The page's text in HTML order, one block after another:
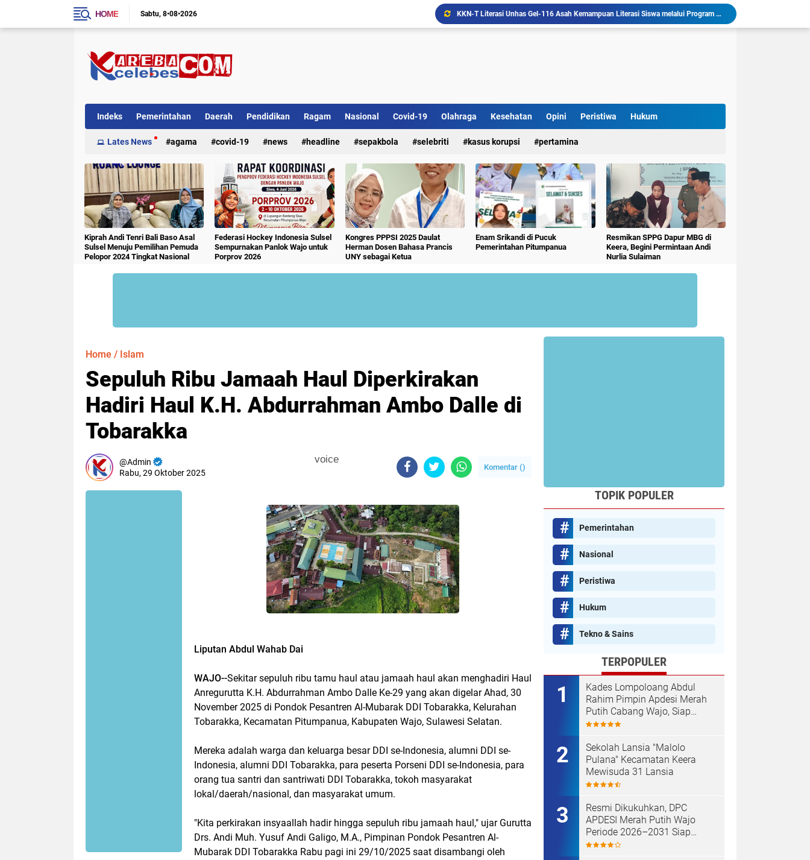
HOME Sabtu 8•08•2026
Mahasiswa KKN-T Literasi Unhas Laksanakan Kunjungan Literasi ke Rumah Baca Lo’mo Topejawa Bersama Siswa UPT SDN 66 Kajang
KKN-T Literasi Desa Topejawa Kelola dan Hias Rumah Baca, Upaya Hadirkan Ruang Literasi Menarik
Sekolah Lansia "Malolo Pulana" Kecamatan Keera Mewisuda 31 Lansia
Indeks Pemerintahan Daerah Pendidikan Ragam Nasional Covid-19 Olahraga Kesehatan Opini Peristiwa Hukum
Internasional Kriminal
Lates News agama covid-19 news headline sepakbola selebriti kasus korupsi pertamina
Kiprah Andi Tenri Bali Baso Asal
Sulsel Menuju Pemilihan Pemuda
Pelopor 2024 Tingkat Nasional
Federasi Hockey Indonesia Sulsel
Sempurnakan Panlok Wajo untuk
Porprov 2026
Kongres PPPSI 2025 Daulat
Herman Dosen Bahasa Prancis
UNY sebagai Ketua
Enam Srikandi di Pucuk
Pemerintahan Pitumpanua
Resmikan SPPG Dapur MBG di
Keera, Begini Permintaan Andi
Nurlia Sulaiman
Home / Islam
Sepuluh Ribu Jamaah Haul Diperkirakan
Hadiri Haul K.H. Abdurrahman Ambo Dalle di
Tobarakka
Admin
Rabu, 29 Oktober 2025
voice
Komentar ()
Liputan Abdul Wahab Dai
WAJO--Sekitar sepuluh ribu tamu haul atau jamaah haul akan menghadiri Haul
Anregurutta K.H. Abdurrahman Ambo Dalle Ke-29 yang akan digelar Ahad, 30
November 2025 di Pondok Pesantren Al-Mubarak DDI Tobarakka, Kelurahan
Tobarakka, Kecamatan Pitumpanua, Kabupaten Wajo, Sulawesi Selatan.
Mereka adalah warga dan keluarga besar DDI se-Indonesia, alumni DDI se-
Indonesia, alumni DDI Tobarakka, para peserta Porseni DDI se-Indonesia, para
orang tua santri dan santriwati DDI Tobarakka, tokoh masyarakat
lokal/daerah/nasional, dan masyarakat umum.
"Kita perkirakan insyaallah hadir hingga sepuluh ribu jamaah haul," ujar Gurutta
Drs. Andi Muh. Yusuf Andi Galigo, M.A., Pimpinan Pondok Pesantren Al-
Mubarak DDI Tobarakka Rabu pagi ini 29/10/2025 saat disambangi oleh
TOPIK POPULER
Pemerintahan
Nasional
Peristiwa
Hukum
Tekno & Sains
TERPOPULER
Kades Lompoloang Abdul
Rahim Pimpin Apdesi Merah
Putih Cabang Wajo, Siap
Kawal Koperasi Merah Putih
Sekolah Lansia "Malolo
Pulana" Kecamatan Keera
Mewisuda 31 Lansia
Resmi Dikukuhkan, DPC
APDESI Merah Putih Wajo
Periode 2026–2031 Siap
Kawal Kemajuan Desa dan